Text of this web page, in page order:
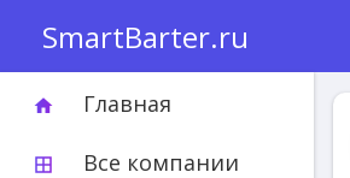
SmartBarter.ru
home Главная
border_all Все компании